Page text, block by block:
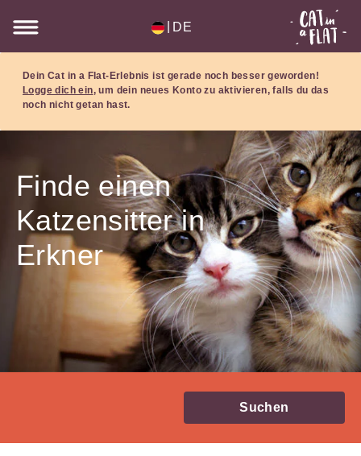
DE
Dein Cat in a Flat-Erlebnis ist gerade noch besser geworden!
Logge dich ein, um dein neues Konto zu aktivieren, falls du das
noch nicht getan hast.
Finde einen
Katzensitter in
Erkner
Suchen